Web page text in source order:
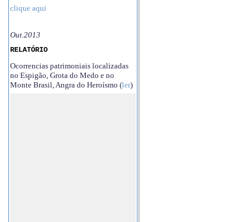
clique aqui
Out.2013
RELATÓRIO
Ocorrencias patrimoniais localizadas
no Espigão, Grota do Medo e no
Monte Brasil, Angra do Heroísmo (ler)